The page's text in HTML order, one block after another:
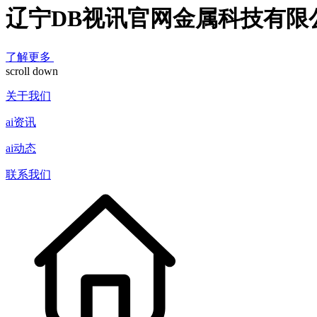
辽宁DB视讯官网金属科技有限
了解更多
scroll down
关于我们
ai资讯
ai动态
联系我们